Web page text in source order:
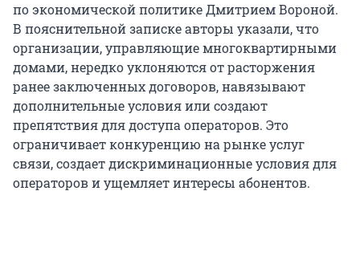
по экономической политике Дмитрием Вороной.
В пояснительной записке авторы указали, что
организации, управляющие многоквартирными
домами, нередко уклоняются от расторжения
ранее заключенных договоров, навязывают
дополнительные условия или создают
препятствия для доступа операторов. Это
ограничивает конкуренцию на рынке услуг
связи, создает дискриминационные условия для
операторов и ущемляет интересы абонентов.